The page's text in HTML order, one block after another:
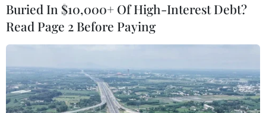
Tỷ phú Trung Quốc chi 6,5 triệu USD để
con gái được học ở Stanford
Buried In $10,000+ Of High-Interest Debt?
Read Page 2 Before Paying